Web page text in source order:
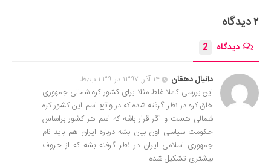
۲ دیدگاه
دیدگاه 2
دانیال دهقان
۱۴ آذر, ۱۳۹۷ در ۱:۳۹ ب٫ظ
این بررسی کاملا غلط مثلا برای کشور کره شمالی جمهوری
خلق کره در نظر گرفته شده که در واقع اسم این کشور کره
شمالی هست و اگر قرار باشه که اسم هر کشور براساس
حکومت سیاسی اون بیان بشه درباره ایران هم باید نام
جمهوری اسلامی ایران در نطر گرفته بشه که از حروف
بیشتری تشکیل شده